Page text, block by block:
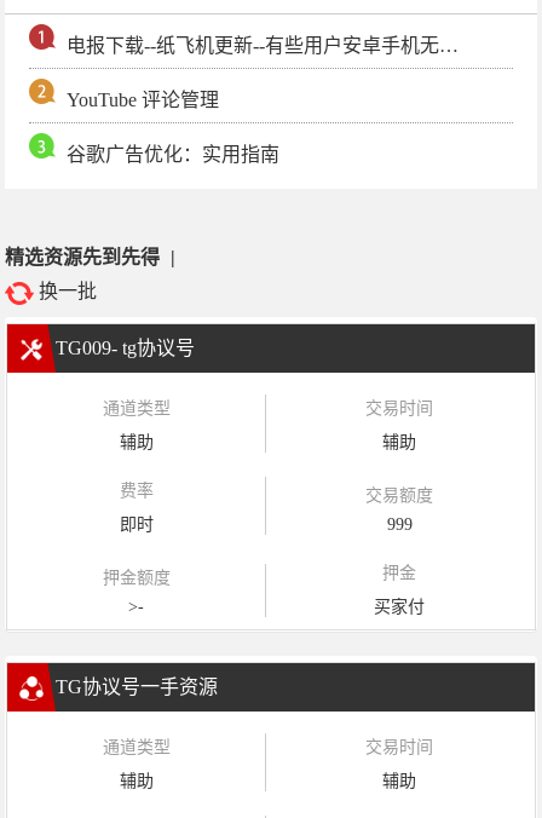
电报下载--纸飞机更新--有些用户安卓手机无法更新电报软件
YouTube 评论管理
谷歌广告优化：实用指南
精选资源先到先得 |
换一批
TG009- tg协议号
通道类型
辅助
交易时间
辅助
费率
即时
交易额度
999
押金额度
>-
押金
买家付
TG协议号一手资源
通道类型
辅助
交易时间
辅助